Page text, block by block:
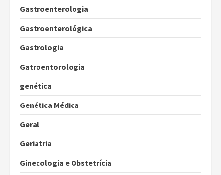
Gastroenterologia
Gastroenterológica
Gastrologia
Gatroentorologia
genética
Genética Médica
Geral
Geriatria
Ginecologia e Obstetrícia